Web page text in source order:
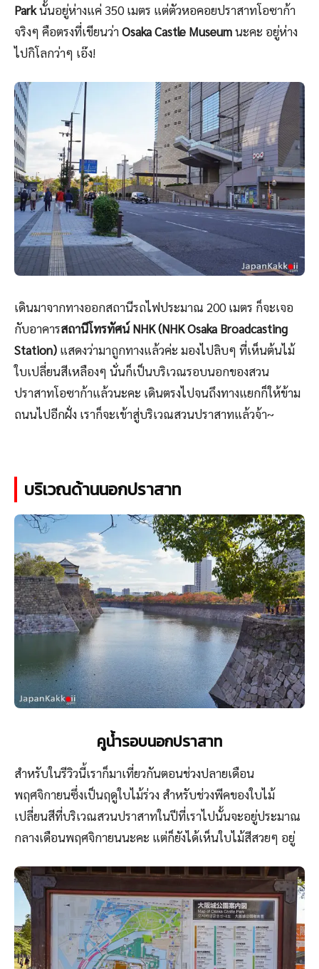
Parkนั้นอยู่ห่างแค่ 350 เมตร แต่ตัวหอคอยปราสาทโอซาก้า
จริงๆ คือตรงที่เขียนว่าOsaka Castle Museumนะคะ อยู่ห่าง
ไปกิโลกว่าๆ เอ๊ง!
เดินมาจากทางออกสถานีรถไฟประมาณ 200 เมตร ก็จะเจอ
กับอาคารสถานีโทรทัศน์ NHK (NHK Osaka Broadcasting
Station) แสดงว่ามาถูกทางแล้วค่ะ มองไปลิบๆ ที่เห็นต้นไม้
ใบเปลี่ยนสีเหลืองๆ นั่นก็เป็นบริเวณรอบนอกของสวน
ปราสาทโอซาก้าแล้วนะคะ เดินตรงไปจนถึงทางแยกก็ให้ข้าม
ถนนไปอีกฝั่ง เราก็จะเข้าสู่บริเวณสวนปราสาทแล้วจ้า~
บริเวณด้านนอกปราสาท
คูน้ำรอบนอกปราสาท
สำหรับในรีวิวนี้เราก็มาเที่ยวกันตอนช่วงปลายเดือน
พฤศจิกายนซึ่งเป็นฤดูใบไม้ร่วง สำหรับช่วงพีคของใบไม้
เปลี่ยนสีที่บริเวณสวนปราสาทในปีที่เราไปนั้นจะอยู่ประมาณ
กลางเดือนพฤศจิกายนนะคะ แต่ก็ยังได้เห็นใบไม้สีสวยๆ อยู่